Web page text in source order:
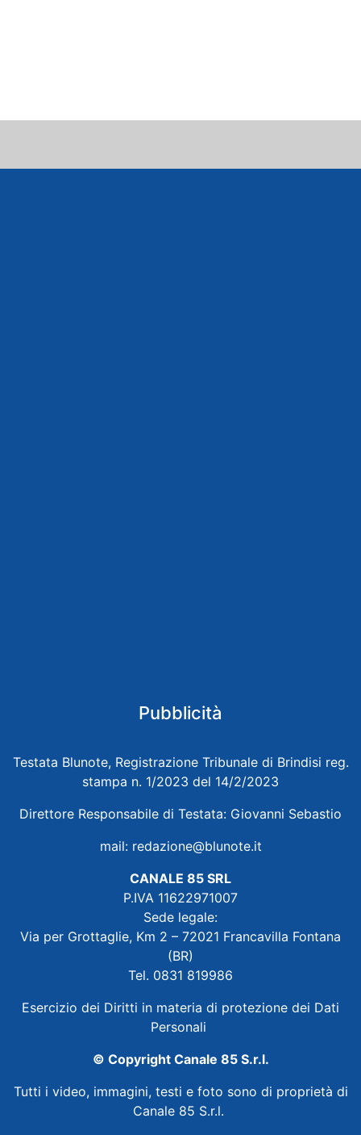
Pubblicità
Testata Blunote, Registrazione Tribunale di Brindisi reg.
stampa n. 1/2023 del 14/2/2023
Direttore Responsabile di Testata: Giovanni Sebastio
mail: redazione@blunote.it
CANALE 85 SRL
P.IVA 11622971007
Sede legale:
Via per Grottaglie, Km 2 – 72021 Francavilla Fontana
(BR)
Tel. 0831 819986
Esercizio dei Diritti in materia di protezione dei Dati
Personali
© Copyright Canale 85 S.r.l.
Tutti i video, immagini, testi e foto sono di proprietà di
Canale 85 S.r.l.